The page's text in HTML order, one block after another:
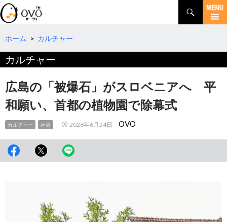
検
索
コ
テ
ツ
へ
動
ホーム > カルチャー
カルチャー
広島の「被爆石」がスロベニアへ 平
和願い、首都の植物園で除幕式
カルチャー 社会 2026年6月24日 OVO